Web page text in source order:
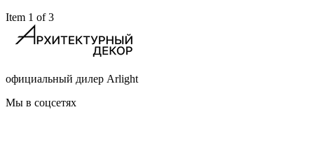
Item 1 of 3
официальный дилер Arlight
Мы в соцсетях